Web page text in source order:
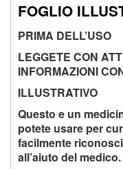
FOGLIO
PRIMA DELL’USO
LEGGETE CON
INFORMAZIONI
ILLUSTRATIVO
Questo e un
potete usare per
facilmente
all’aiuto del medico.